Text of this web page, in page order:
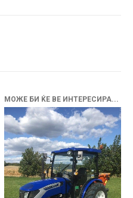
МОЖЕ БИ ЌЕ ВЕ ИНТЕРЕСИРА...